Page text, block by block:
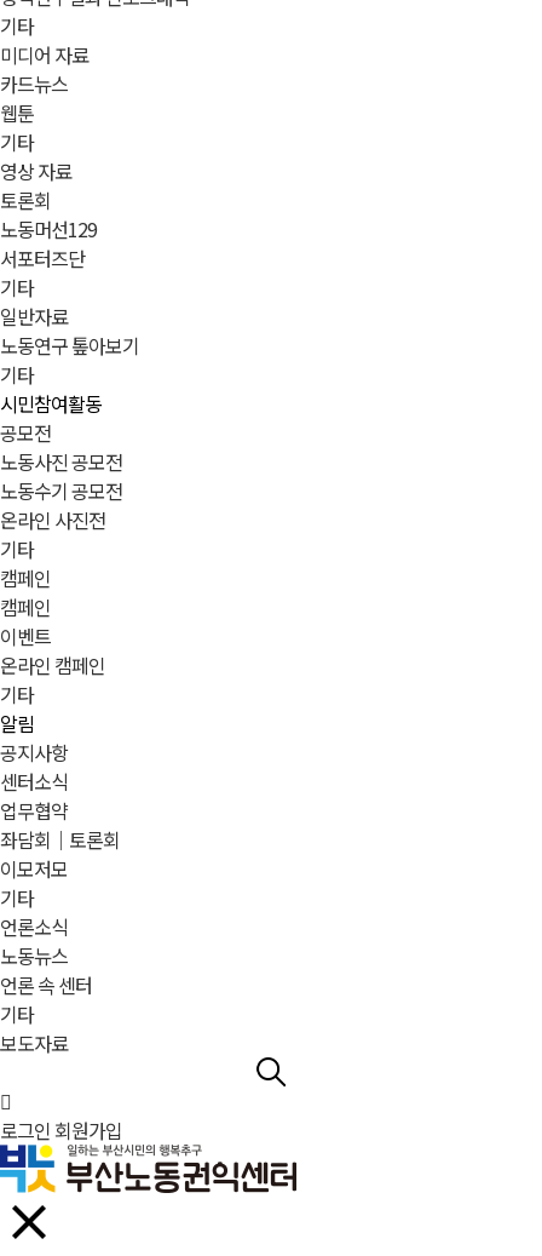
기타
미디어 자료
카드뉴스
웹툰
기타
영상 자료
토론회
노동머선129
서포터즈단
기타
일반자료
노동연구 톺아보기
기타
시민참여활동
공모전
노동사진 공모전
노동수기 공모전
온라인 사진전
기타
캠페인
캠페인
이벤트
온라인 캠페인
기타
알림
공지사항
센터소식
업무협약
좌담회｜토론회
이모저모
기타
언론소식
노동뉴스
언론 속 센터
기타
보도자료
로그인 회원가입